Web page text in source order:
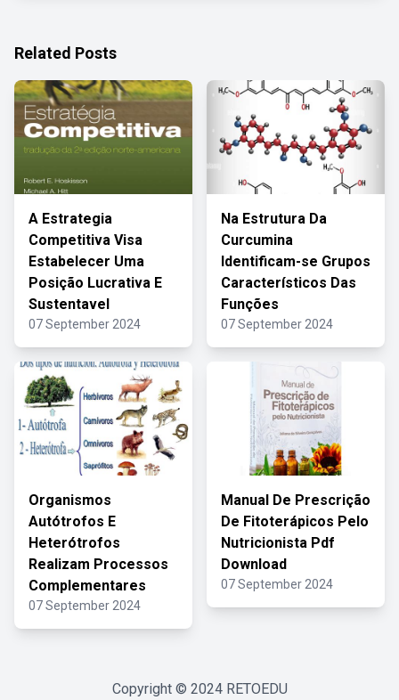
Related Posts
A Estrategia
Competitiva Visa
Estabelecer Uma
Posição Lucrativa E
Sustentavel
07 September 2024
Na Estrutura Da
Curcumina
Identificam-se Grupos
Característicos Das
Funções
07 September 2024
Organismos
Autótrofos E
Heterótrofos
Realizam Processos
Complementares
07 September 2024
Manual De Prescrição
De Fitoterápicos Pelo
Nutricionista Pdf
Download
07 September 2024
Copyright © 2024 RETOEDU